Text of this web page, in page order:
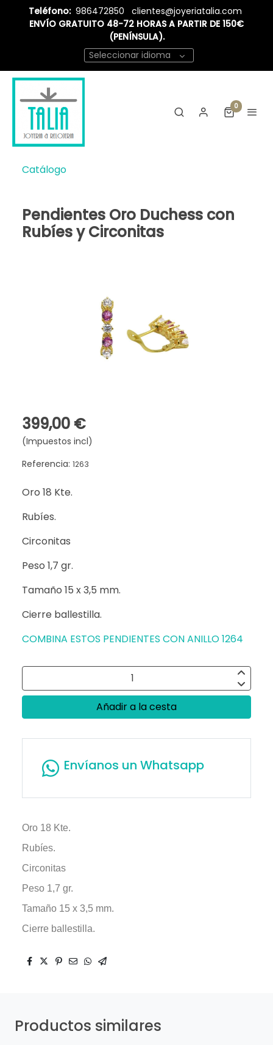
Teléfono: 986472850
clientes@joyeriatalia.com
ENVÍO GRATUITO 48-72 HORAS A PARTIR DE 150€
(PENÍNSULA).
Seleccionar idioma
0
Catálogo
Pendientes Oro Duchess con
Rubíes y Circonitas
399,00 €
(Impuestos incl)
Referencia: 1263
Oro 18 Kte.
Rubíes.
Circonitas
Peso 1,7 gr.
Tamaño 15 x 3,5 mm.
Cierre ballestilla.
COMBINA ESTOS PENDIENTES CON ANILLO 1264
Añadir a la cesta
Envíanos un Whatsapp
Oro 18 Kte.
Rubíes.
Circonitas
Peso 1,7 gr.
Tamaño 15 x 3,5 mm.
Cierre ballestilla.
Productos similares